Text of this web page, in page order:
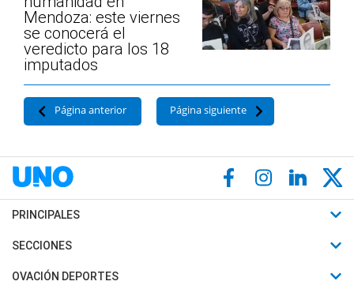
Mendoza: este viernes
se conocerá el
veredicto para los 18
imputados
Página anterior Página siguiente
PRINCIPALES
Últimas Noticias
Política
SECCIONES
Horóscopo
OVACIÓN DEPORTES